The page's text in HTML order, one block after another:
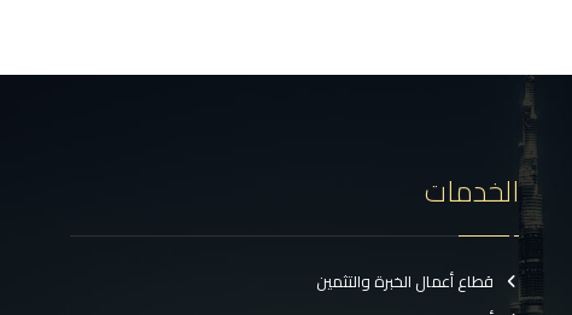
الخدمات
قطاع أعمال الخبرة والتثمين